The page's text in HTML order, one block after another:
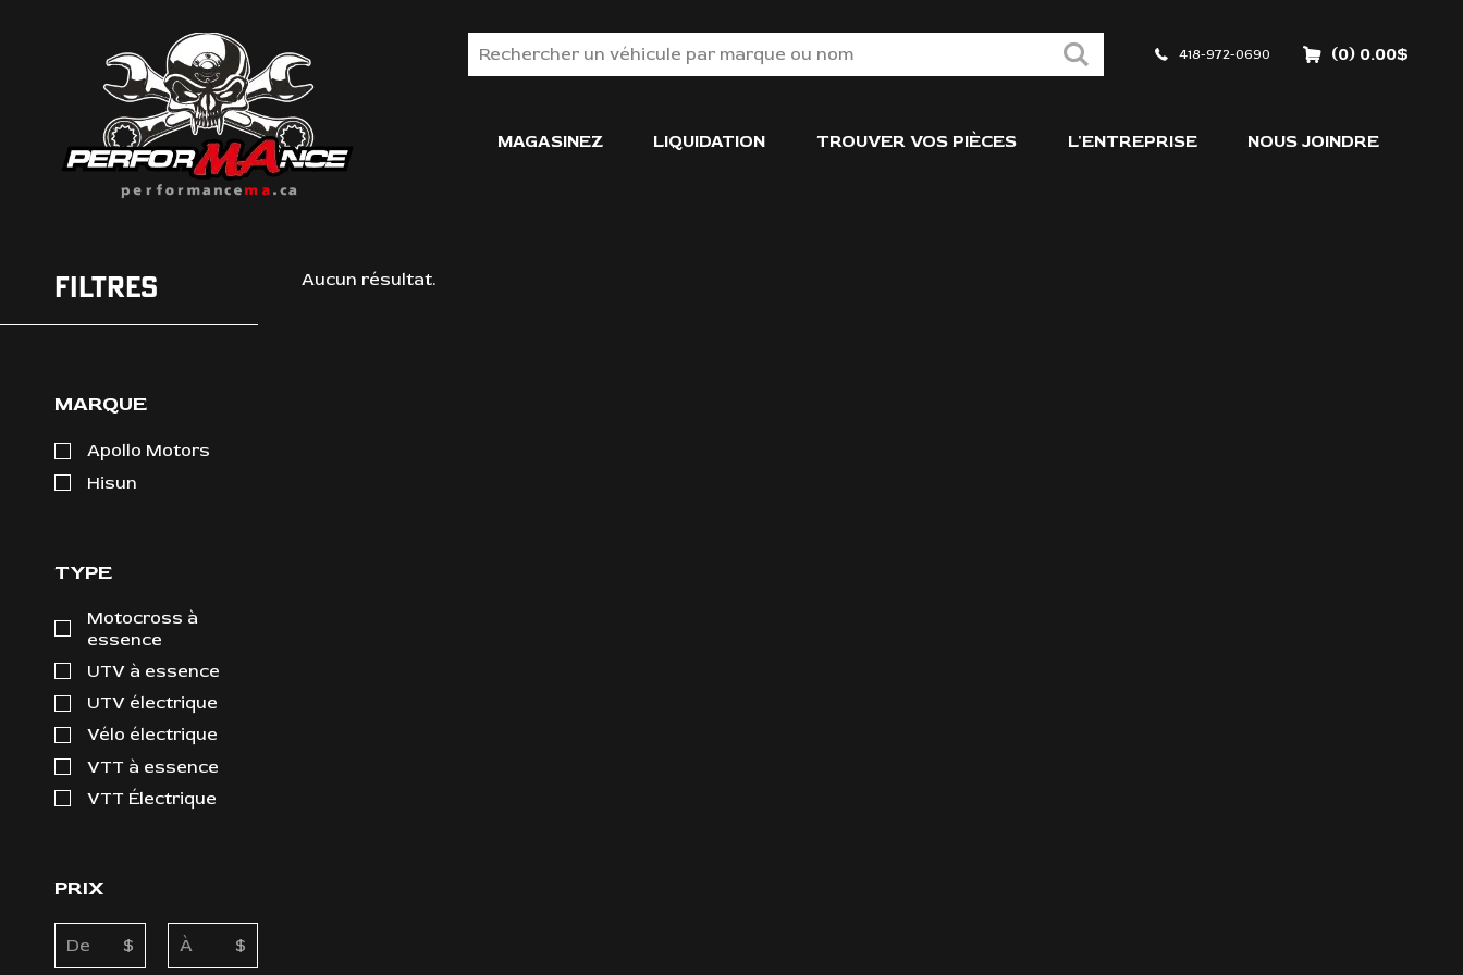
418-972-0690 (0) 0.00$
MAGASINEZ LIQUIDATION TROUVER VOS PIÈCES L'ENTREPRISE NOUS JOINDRE
FILTRES
MARQUE
Apollo Motors
Hisun
TYPE
Motocross à
essence
UTV à essence
UTV électrique
Vélo électrique
VTT à essence
VTT Électrique
PRIX
$ $
Aucun résultat.